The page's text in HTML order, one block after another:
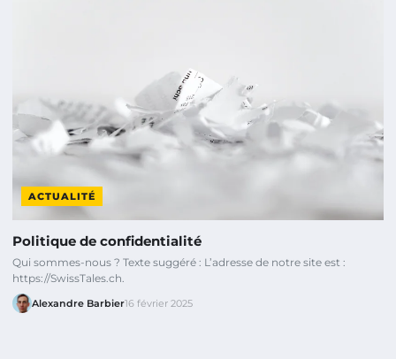
ACTUALITÉ
Politique de confidentialité
Qui sommes-nous ? Texte suggéré : L’adresse de notre site est :
https://SwissTales.ch.
Alexandre Barbier16 février 2025